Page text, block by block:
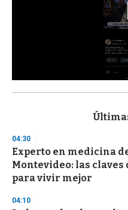
s
d
s
o
f
3
s
04:30
Experto en medicina
Montevideo: las claves
para vivir mejor
04:10